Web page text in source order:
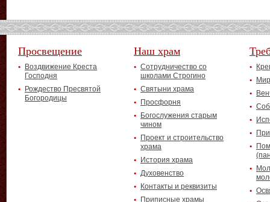
Просвещение
Воздвижение Креста
Господня
Рождество Пресвятой
Богородицы
Наш храм
Сотрудничество со
школами Строгино
Святыни храма
Просфорня
Богослужения старым
чином
Проект и строительство
храма
История храма
Духовенство
Контакты и реквизиты
Приписные храмы